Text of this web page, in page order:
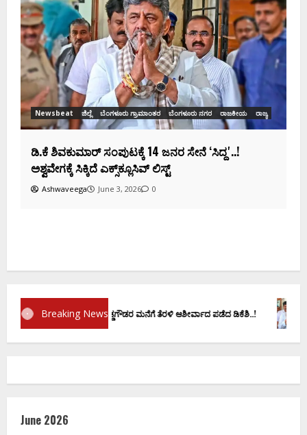
ಡಿಕೆಶಿ ಜತೆ 14 ಮಂದಿ ಪ್ರಮಾಣವಚನ ಸಾಧ್ಯತೆ.. ಇಲ್ಲಿದೆ
ಸಂಭಾವ್ಯ ಸಚಿವರ ಫೈನಲ್ ಲಿಸ್ಟ್‌!
Ashwaveega June 3, 2026 0
Breaking News
ವಚನಕ್ಕೂ ಮುನ್ನ ದೊಡ್ಡಗೌಡರ ಮನೆಗೆ ತೆರಳಿ ಆಶೀರ್ವಾದ ಪಡೆದ ಡಿಕೆಶಿ..!
June 2026